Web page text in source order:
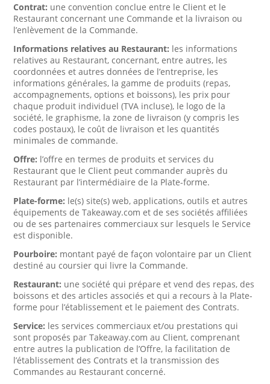
Contrat: une convention conclue entre le Client et le
Restaurant concernant une Commande et la livraison ou
l’enlèvement de la Commande.
Informations relatives au Restaurant: les informations
relatives au Restaurant, concernant, entre autres, les
coordonnées et autres données de l’entreprise, les
informations générales, la gamme de produits (repas,
accompagnements, options et boissons), les prix pour
chaque produit individuel (TVA incluse), le logo de la
société, le graphisme, la zone de livraison (y compris les
codes postaux), le coût de livraison et les quantités
minimales de commande.
Offre: l’offre en termes de produits et services du
Restaurant que le Client peut commander auprès du
Restaurant par l’intermédiaire de la Plate-forme.
Plate-forme: le(s) site(s) web, applications, outils et autres
équipements de Takeaway.com et de ses sociétés affiliées
ou de ses partenaires commerciaux sur lesquels le Service
est disponible.
Pourboire: montant payé de façon volontaire par un Client
destiné au coursier qui livre la Commande.
Restaurant: une société qui prépare et vend des repas, des
boissons et des articles associés et qui a recours à la Plate-
forme pour l’établissement et le paiement des Contrats.
Service: les services commerciaux et/ou prestations qui
sont proposés par Takeaway.com au Client, comprenant
entre autres la publication de l’Offre, la facilitation de
l’établissement des Contrats et la transmission des
Commandes au Restaurant concerné.